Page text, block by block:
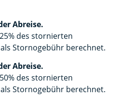
Abreise.
des stornierten
Stornogebühr berechnet.
Abreise.
des stornierten
Stornogebühr berechnet.